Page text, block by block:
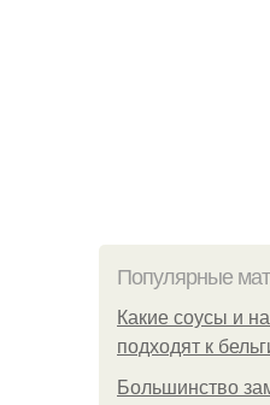
Популярные
Какие соусы и
подходят к
Большинство